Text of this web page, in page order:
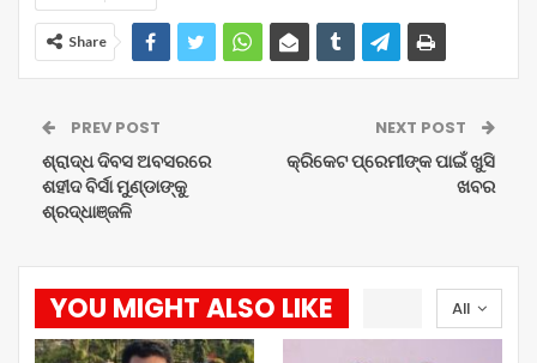
Share
PREV POST
ଶ୍ରାଦ୍ଧ ଦିବସ ଅବସରରେ
ଶହୀଦ ବିର୍ସା ମୁଣ୍ଡାଙ୍କୁ
ଶ୍ରଦ୍ଧାଞ୍ଜଳି
NEXT POST
କ୍ରିକେଟ ପ୍ରେମୀଙ୍କ ପାଇଁ ଖୁସି
ଖବର
All
YOU MIGHT ALSO LIKE